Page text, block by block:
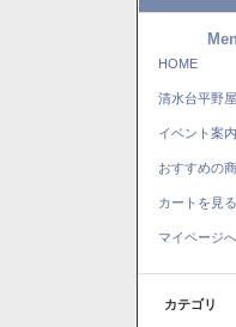
HOME
清水台平野
イベント案内
おすすめの
カートを見る
マイページへ
カテゴリ